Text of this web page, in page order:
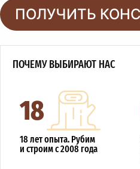
ПОЛУЧИТЬ
ПОЧЕМУ ВЫБИРАЮТ НАС
18
18 лет опыта. Рубим
и строим с 2008 года